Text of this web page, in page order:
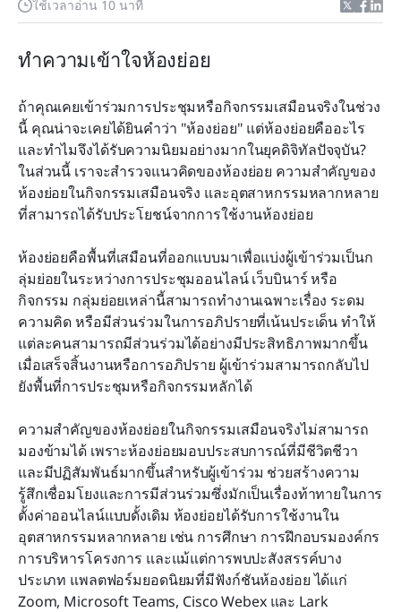
ใช้เวลาอ่าน 10 นาที
ทำความเข้าใจห้องย่อย
ถ้าคุณเคยเข้าร่วมการประชุมหรือกิจกรรมเสมือนจริงในช่วง
นี้ คุณน่าจะเคยได้ยินคำว่า "ห้องย่อย" แต่ห้องย่อยคืออะไร
และทำไมจึงได้รับความนิยมอย่างมากในยุคดิจิทัลปัจจุบัน?
ในส่วนนี้ เราจะสำรวจแนวคิดของห้องย่อย ความสำคัญของ
ห้องย่อยในกิจกรรมเสมือนจริง และอุตสาหกรรมหลากหลาย
ที่สามารถได้รับประโยชน์จากการใช้งานห้องย่อย
ห้องย่อยคือพื้นที่เสมือนที่ออกแบบมาเพื่อแบ่งผู้เข้าร่วมเป็นก
ลุ่มย่อยในระหว่างการประชุมออนไลน์ เว็บบินาร์ หรือ
กิจกรรม กลุ่มย่อยเหล่านี้สามารถทำงานเฉพาะเรื่อง ระดม
ความคิด หรือมีส่วนร่วมในการอภิปรายที่เน้นประเด็น ทำให้
แต่ละคนสามารถมีส่วนร่วมได้อย่างมีประสิทธิภาพมากขึ้น
เมื่อเสร็จสิ้นงานหรือการอภิปราย ผู้เข้าร่วมสามารถกลับไป
ยังพื้นที่การประชุมหรือกิจกรรมหลักได้
ความสำคัญของห้องย่อยในกิจกรรมเสมือนจริงไม่สามารถ
มองข้ามได้ เพราะห้องย่อยมอบประสบการณ์ที่มีชีวิตชีวา
และมีปฏิสัมพันธ์มากขึ้นสำหรับผู้เข้าร่วม ช่วยสร้างความ
รู้สึกเชื่อมโยงและการมีส่วนร่วมซึ่งมักเป็นเรื่องท้าทายในการ
ตั้งค่าออนไลน์แบบดั้งเดิม ห้องย่อยได้รับการใช้งานใน
อุตสาหกรรมหลากหลาย เช่น การศึกษา การฝึกอบรมองค์กร
การบริหารโครงการ และแม้แต่การพบปะสังสรรค์บาง
ประเภท แพลตฟอร์มยอดนิยมที่มีฟังก์ชันห้องย่อย ได้แก่
Zoom, Microsoft Teams, Cisco Webex และ Lark
แนะนำ Lark: โซลูชันห้องย่อยที่ไร้รอยต่อ
เพิ่มประสิทธิภาพสูงสุดด้วยห้องแยกกลุ่มของ Lark
คู่มือทีละขั้นตอนสำหรับการใช้ห้องแยกกลุ่มของ Lark
เคล็ดลับในการใช้ห้องแยกกลุ่มของ Lark อย่างมี
ประสิทธิภาพ
คำถามที่พบบ่อยเกี่ยวกับห้องแยกของ Lark